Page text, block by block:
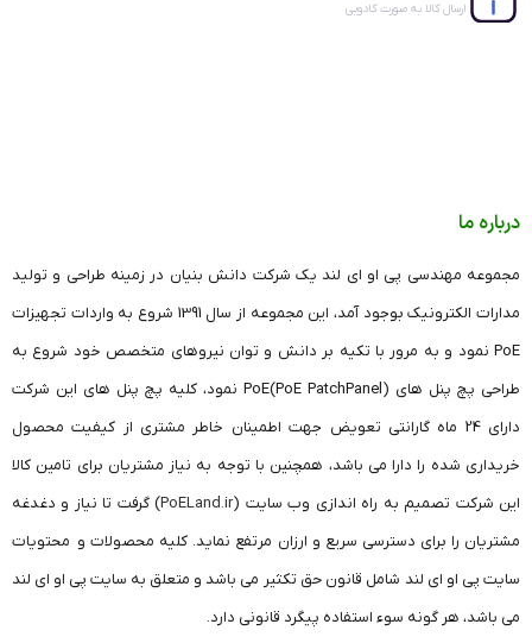
ارسال کالا به صورت کادویی
درباره ما
مجموعه مهندسی پی او ای لند یک شرکت دانش بنیان در زمینه طراحی و تولید
مدارات الکترونیک بوجود آمد، این مجموعه از سال 1391 شروع به واردات تجهیزات
PoE نمود و به مرور با تکیه بر دانش و توان نیروهای متخصص خود شروع به
طراحی پچ پنل های (PoE PatchPanel)PoE نمود، کلیه پچ پنل های این شرکت
دارای 24 ماه گارانتی تعویض جهت اطمینان خاطر مشتری از کیفیت محصول
خریداری شده را دارا می باشد، همچنین با توجه به نیاز مشتریان برای تامین کالا
این شرکت تصمیم به راه اندازی وب سایت (PoELand.ir) گرفت تا نیاز و دغدغه
مشتریان را برای دسترسی سریع و ارزان مرتفع نماید. کلیه محصولات و محتویات
سایت پی او ای لند شامل قانون حق تکثیر می باشد و متعلق به سایت پی او ای لند
می باشد، هر گونه سوء استفاده پیگرد قانونی دارد.